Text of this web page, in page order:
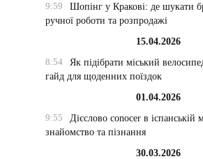
9:59
Шопінг у Кракові: де шукати
ручної роботи та розпродажі
15.04.2026
8:54
Як підібрати міський
гайд для щоденних поїздок
01.04.2026
9:55
Дієслово conocer в іспанській
знайомство та пізнання
30.03.2026